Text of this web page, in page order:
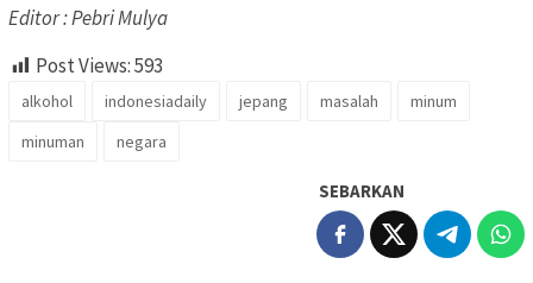
Editor : Pebri Mulya
Post Views:593
alkohol indonesiadaily jepang masalah
minum
minuman
negara
SEBARKAN